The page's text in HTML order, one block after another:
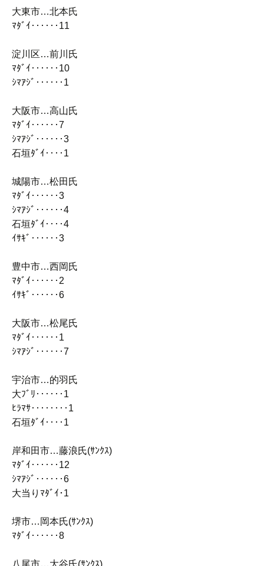
大東市…北本氏
ﾏﾀﾞｲ‥‥‥11
淀川区…前川氏
ﾏﾀﾞｲ‥‥‥10
ｼﾏｱｼﾞ‥‥‥1
大阪市…高山氏
ﾏﾀﾞｲ‥‥‥7
ｼﾏｱｼﾞ‥‥‥3
石垣ﾀﾞｲ‥‥1
城陽市…松田氏
ﾏﾀﾞｲ‥‥‥3
ｼﾏｱｼﾞ‥‥‥4
石垣ﾀﾞｲ‥‥4
ｲｻｷﾞ‥‥‥3
豊中市…西岡氏
ﾏﾀﾞｲ‥‥‥2
ｲｻｷﾞ‥‥‥6
大阪市…松尾氏
ﾏﾀﾞｲ‥‥‥1
ｼﾏｱｼﾞ‥‥‥7
宇治市…的羽氏
大ﾌﾞﾘ‥‥‥1
ﾋﾗﾏｻ‥‥‥‥1
石垣ﾀﾞｲ‥‥1
岸和田市…藤浪氏(ｻﾝｸｽ)
ﾏﾀﾞｲ‥‥‥12
ｼﾏｱｼﾞ‥‥‥6
大当りﾏﾀﾞｲ･1
堺市…岡本氏(ｻﾝｸｽ)
ﾏﾀﾞｲ‥‥‥8
八尾市…大谷氏(ｻﾝｸｽ)